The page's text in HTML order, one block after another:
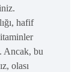
hafif
Ancak, bu
olası